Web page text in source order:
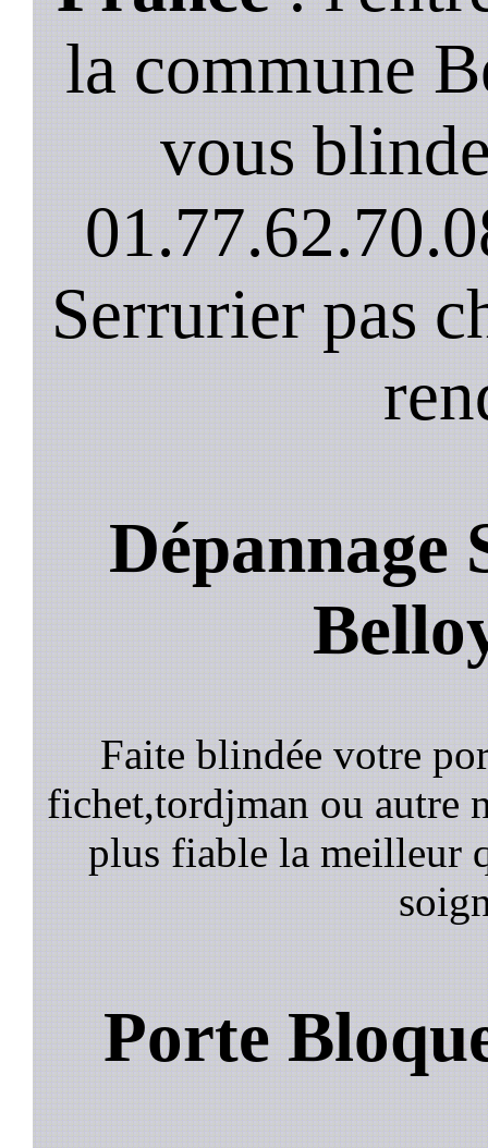
la commune
vous
Serrurier pas
Dépannage
Faite blindée votre
fichet,tordjman ou autre
plus fiable la meilleur
Porte